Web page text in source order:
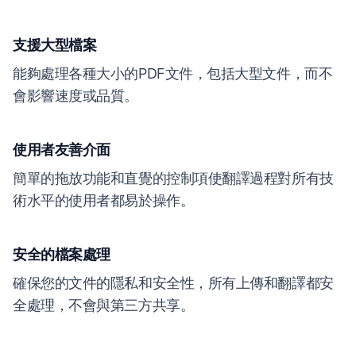
支援大型檔案
能夠處理各種大小的PDF文件，包括大型文件，而不
會影響速度或品質。
使用者友善介面
簡單的拖放功能和直覺的控制項使翻譯過程對所有技
術水平的使用者都易於操作。
安全的檔案處理
確保您的文件的隱私和安全性，所有上傳和翻譯都安
全處理，不會與第三方共享。